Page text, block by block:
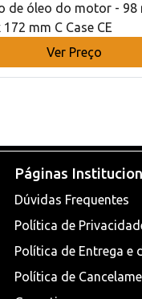
de óleo do motor - 98
172 mm C Case CE
Ver Preço
Páginas
Dúvidas Frequentes
Política de
Política de Entrega e
Política de